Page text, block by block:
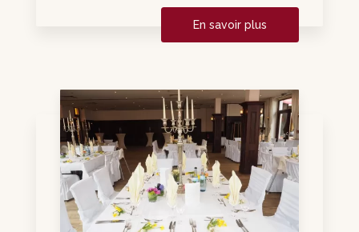
En savoir plus